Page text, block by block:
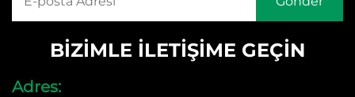
BIZIMLE İLETIŞIME GEÇIN
Adres: